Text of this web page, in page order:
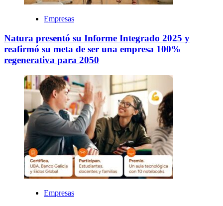
Empresas
Natura presentó su Informe Integrado 2025 y
reafirmó su meta de ser una empresa 100%
regenerativa para 2050
Empresas